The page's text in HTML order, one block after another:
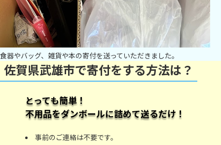
食器やバッグ、雑貨や本の寄付を送っていただきました。
佐賀県武雄市で寄付をする方法は？
とっても簡単！
不用品をダンボールに詰めて送るだけ！
事前のご連絡は不要です。